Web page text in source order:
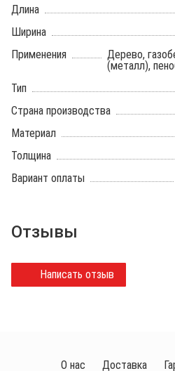
Длина
Ширина
Применения
Дерево,
(металл),
Тип
Страна производства
Материал
Толщина
Вариант оплаты
Отзывы
Написать отзыв
О нас Доставка